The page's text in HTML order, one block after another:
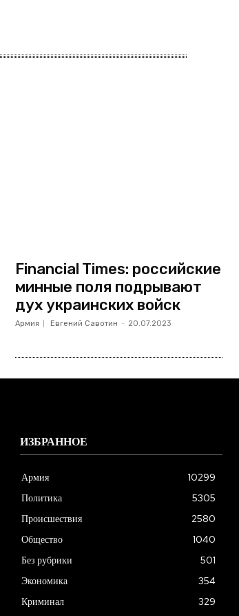
Financial Times: российские
минные поля подрывают
дух украинских войск
Армия Евгений Савотин - 20.07.2023
ИЗБРАННОЕ
Армия
10299
Политика
5305
Происшествия
2580
Общество
1040
Без рубрики
501
Экономика
354
Криминал
329